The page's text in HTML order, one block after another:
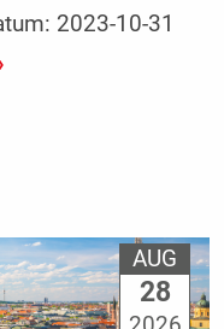
2023-10-31
AUG
28